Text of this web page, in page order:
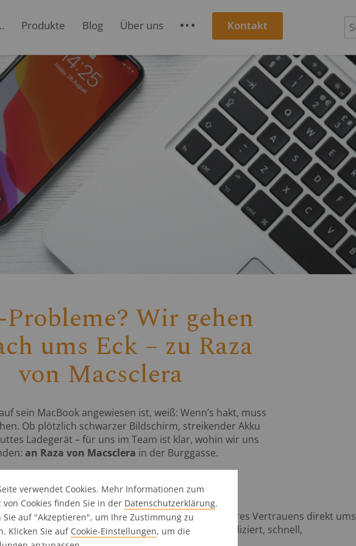
Produkte Blog Über uns S
Kontakt
Wir gehen
ums Eck – zu Raza
von Macsclera
sein MacBook angewiesen ist, weiß: Wenn’s hakt, muss
Ob plötzlich schwarzer Bildschirm, streikender Akku
Ladegerät – für uns im Team ist klar, wohin wir uns
an Raza von Macsclera in der Burggasse.
wir hatten Glück, dass der Apple-Profi unseres Vertrauens direkt ums
erste Anlaufstelle bei allen Mac-Themen: unkompliziert, schnell,
verwendet Cookies. Mehr Informationen zum
von Cookies finden Sie in der Datenschutz­erklärung.
Sie auf "Akzeptieren", um Ihre Zustimmung zu
Klicken Sie auf Cookie-Einstellungen, um die